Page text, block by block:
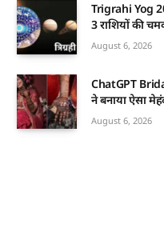
Trigrahi Yog
3 राशियों की
August 6, 2026
ChatGPT
ने बनाया ऐसा
August 6, 2026